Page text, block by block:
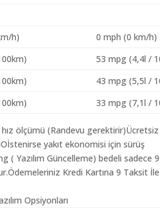
h)
0 mph (0 km/h)
53 mpg (4,4l /
43 mpg (5,5l /
33 mpg (7,1l /
ölçümü (Randevu gerektirir)Ücretsiz
yakıt ekonomisi için sürüş
( Yazılım Güncelleme) bedeli sadece
Kredi Kartına 9 Taksit
Opsiyonları